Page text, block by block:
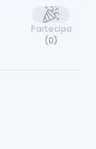
Partecipa
(0)